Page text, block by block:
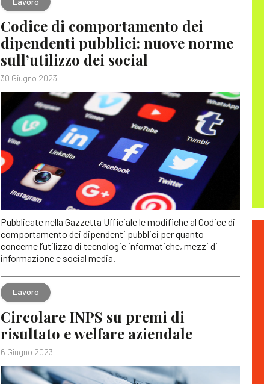
Codice di comportamento dei
dipendenti pubblici: nuove norme
sull’utilizzo dei social
30 Giugno 2023
Pubblicate nella Gazzetta Ufficiale le modifiche al Codice di
comportamento dei dipendenti pubblici per quanto
concerne l’utilizzo di tecnologie informatiche, mezzi di
informazione e social media.
Lavoro
Circolare INPS su premi di
risultato e welfare aziendale
6 Giugno 2023